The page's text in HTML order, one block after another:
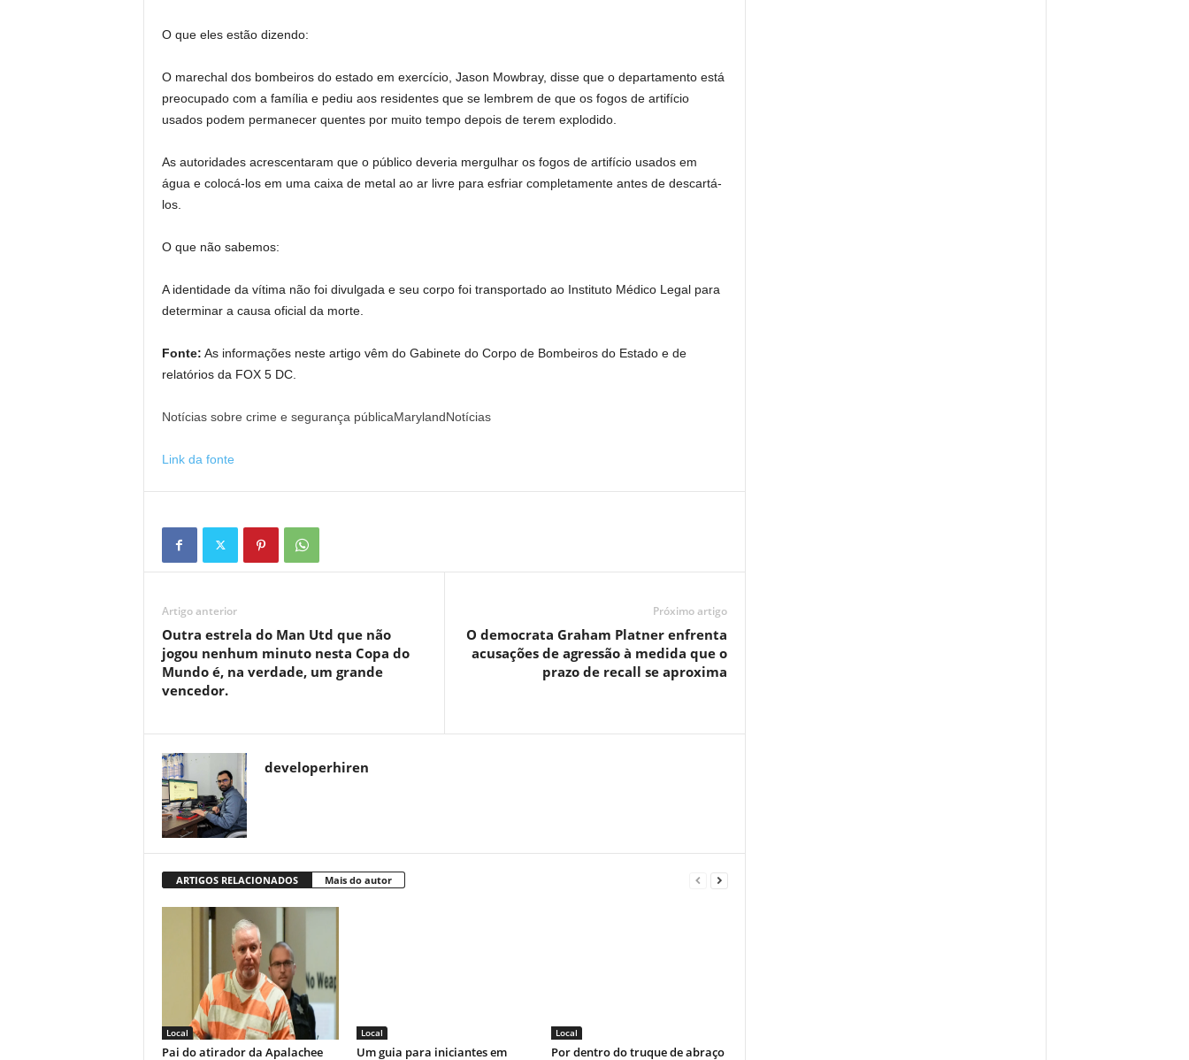
O que eles estão dizendo:
O marechal dos bombeiros do estado em exercício, Jason Mowbray, disse que o departamento está
preocupado com a família e pediu aos residentes que se lembrem de que os fogos de artifício
usados ​​​​podem permanecer quentes por muito tempo depois de terem explodido.
As autoridades acrescentaram que o público deveria mergulhar os fogos de artifício usados ​​em
água e colocá-los em uma caixa de metal ao ar livre para esfriar completamente antes de descartá-
los.
O que não sabemos:
A identidade da vítima não foi divulgada e seu corpo foi transportado ao Instituto Médico Legal para
determinar a causa oficial da morte.
Fonte: As informações neste artigo vêm do Gabinete do Corpo de Bombeiros do Estado e de
relatórios da FOX 5 DC.
Notícias sobre crime e segurança públicaMarylandNotícias
Link da fonte
Artigo anterior
Outra estrela do Man Utd que não
jogou nenhum minuto nesta Copa do
Mundo é, na verdade, um grande
vencedor.
Próximo artigo
O democrata Graham Platner enfrenta
acusações de agressão à medida que o
prazo de recall se aproxima
developerhiren
ARTIGOS RELACIONADOS Mais do autor
Local
Pai do atirador da Apalachee
Local
Um guia para iniciantes em
Local
Por dentro do truque de abraço